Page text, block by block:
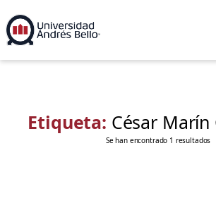
Etiqueta: César Marín
Se han encontrado 1 resultados